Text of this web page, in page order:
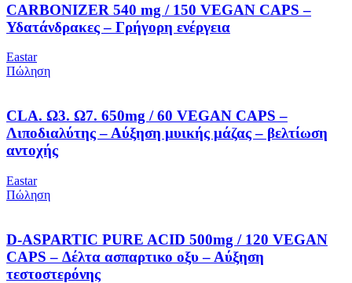
CARBONIZER 540 mg / 150 VEGAN CAPS –
Υδατάνδρακες – Γρήγορη ενέργεια
Eastar
Πώληση
CLA. Ω3. Ω7. 650mg / 60 VEGAN CAPS –
Λιποδιαλύτης – Αύξηση μυικής μάζας – βελτίωση
αντοχής
Eastar
Πώληση
D-ASPARTIC PURE ACID 500mg / 120 VEGAN
CAPS – Δέλτα ασπαρτικο οξυ – Αύξηση
τεστοστερόνης